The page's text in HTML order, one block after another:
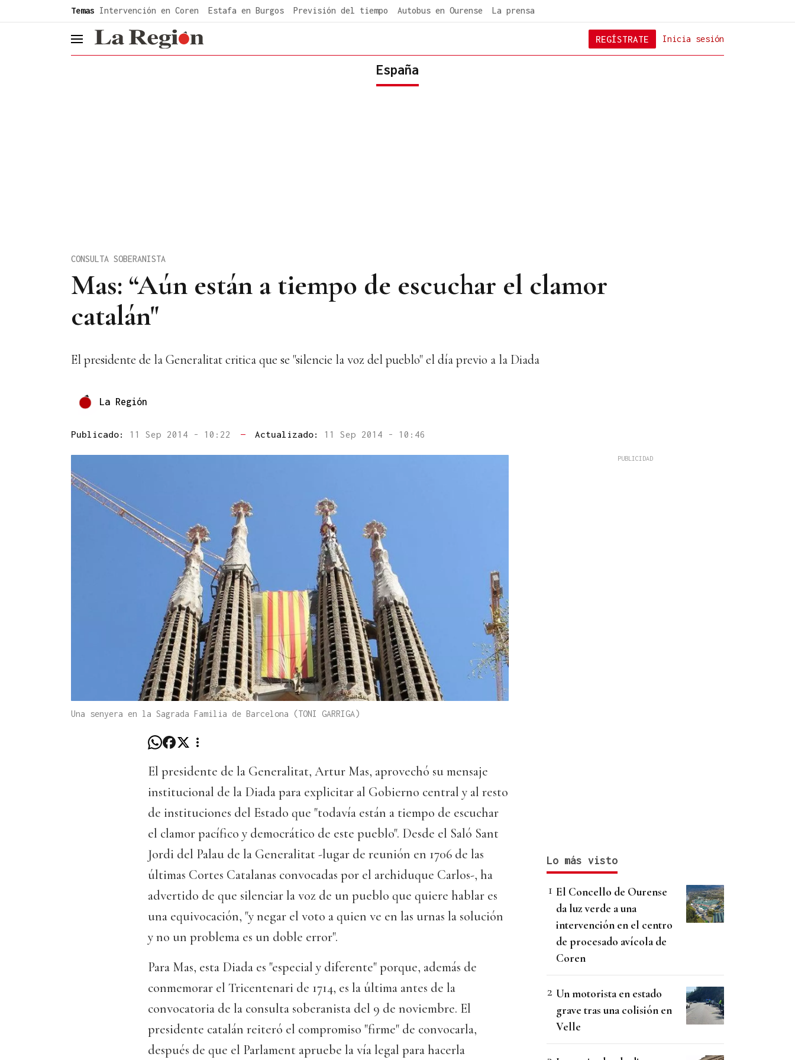
Temas Intervención en Coren Estafa en Burgos Previsión del tiempo Autobus en Ourense La prensa
header.menu.open Inicia sesión
REGÍSTRATE
España
Mas: “Aún están a tiempo de escuchar el clamor
catalán"
CONSULTA SOBERANISTA
El presidente de la Generalitat critica que se "silencie la voz del pueblo" el día previo a la Diada
La Región
Publicado: 11 Sep 2014 - 10:22 — Actualizado: 11 Sep 2014 - 10:46
Una senyera en la Sagrada Familia de Barcelona (TONI GARRIGA)
El presidente de la Generalitat, Artur Mas, aprovechó su mensaje
institucional de la Diada para explicitar al Gobierno central y al resto
de instituciones del Estado que "todavía están a tiempo de escuchar
el clamor pacífico y democrático de este pueblo". Desde el Saló Sant
Jordi del Palau de la Generalitat -lugar de reunión en 1706 de las
últimas Cortes Catalanas convocadas por el archiduque Carlos-, ha
advertido de que silenciar la voz de un pueblo que quiere hablar es
una equivocación, "y negar el voto a quien ve en las urnas la solución
y no un problema es un doble error".
Para Mas, esta Diada es "especial y diferente" porque, además de
conmemorar el Tricentenari de 1714, es la última antes de la
convocatoria de la consulta soberanista del 9 de noviembre. El
presidente catalán reiteró el compromiso "firme" de convocarla,
después de que el Parlament apruebe la vía legal para hacerla
Lo más visto
El Concello de Ourense
da luz verde a una
intervención en el centro
de procesado avícola de
Coren
Un motorista en estado
grave tras una colisión en
Velle